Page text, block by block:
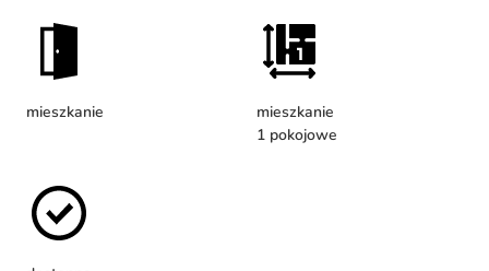
mieszkanie
mieszkanie
1 pokojowe